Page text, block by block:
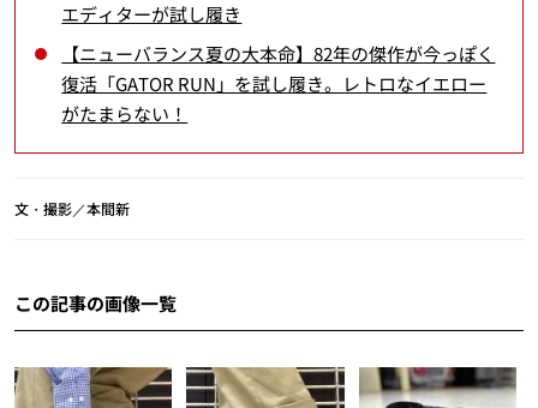
エディターが試し履き
【ニューバランス夏の大本命】82年の傑作が今っぽく
復活「GATOR RUN」を試し履き。レトロなイエロー
がたまらない！
文・撮影／本間新
この記事の画像一覧